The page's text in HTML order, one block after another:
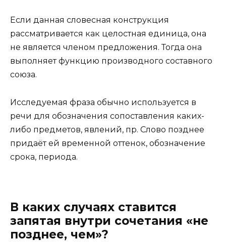
Если данная словесная конструкция
рассматривается как целостная единица, она
не является членом предложения. Тогда она
выполняет функцию производного составного
союза.
Исследуемая фраза обычно используется в
речи для обозначения сопоставления каких-
либо предметов, явлений, пр. Слово позднее
придаёт ей временной оттенок, обозначение
срока, периода.
В каких случаях ставится
запятая внутри сочетания «не
позднее, чем»?